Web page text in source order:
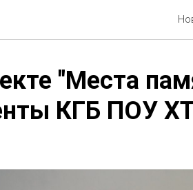
"Места
КГБ ПОУ